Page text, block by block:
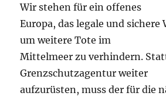
Wir stehen für ein offenes
Europa, das legale und sichere
um weitere Tote im
Mittelmeer zu verhindern.
Grenzschutzagentur weiter
aufzurüsten, muss der für die